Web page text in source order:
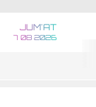
JUM'AT
7 08 2026